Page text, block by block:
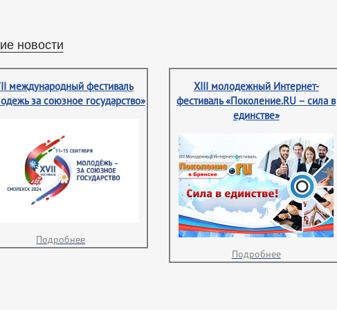
новости
международный фестиваль
за союзное государство»
Подробнее
XIII молодежный Интернет-
фестиваль «Поколение.RU – сила в
единстве»
Подробнее